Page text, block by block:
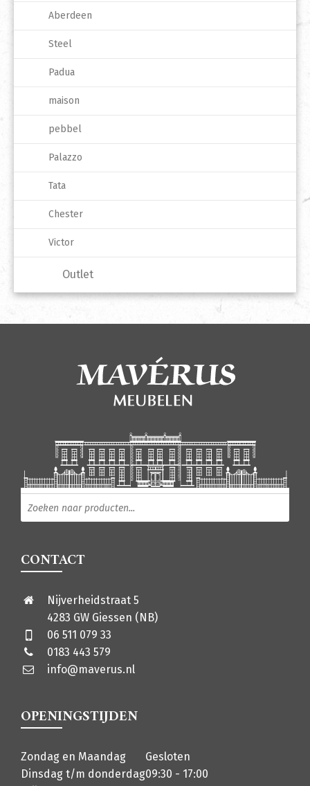
Aberdeen
Steel
Padua
maison
pebbel
Palazzo
Tata
Chester
Victor
Outlet
CONTACT
Nijverheidstraat 5
4283 GW Giessen (NB)
06 511 079 33
0183 443 579
info@maverus.nl
OPENINGSTIJDEN
Zondag en Maandag
Gesloten
Dinsdag t/m donderdag09:30 - 17:00